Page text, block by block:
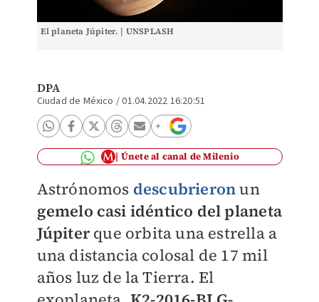
El planeta Júpiter. | UNSPLASH
DPA
Ciudad de México /01.04.2022 16:20:51
Únete al canal de Milenio
Astrónomos descubrieronun
gemelo casi idéntico del planeta
Júpiterque orbita una estrella a
una distancia colosal de 17 mil
años luz de la Tierra.El